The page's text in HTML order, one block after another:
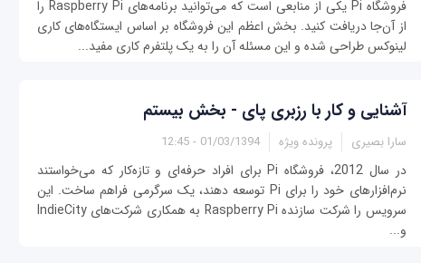
فروشگاه Pi یکی از منابعی است که می‌توانید برنامه‌های Raspberry Pi را
از آن‌جا دریافت کنید. بخش اعظم این فروشگاه بر اساس ایستگاه‌های کاری
لینوکس طراحی شده و این مسئله آن را به یک پلتفرم کاری مفید...
آشنایی و کار با رزبری پای - بخش بیستم
سارا بصیری پرونده ویژه 01/03/1394 - 12:45
در سال 2012، فروشگاه Pi برای افراد حرفه‌ای و تازه‌کار که می‌خواستند
نرم‌افزارهای خود را برای Pi توسعه دهند، یک سرگرمی فراهم ساخت. این
سرویس را شرکت سازنده‌ Raspberry Pi به همکاری شرکت‌های IndieCity
و...